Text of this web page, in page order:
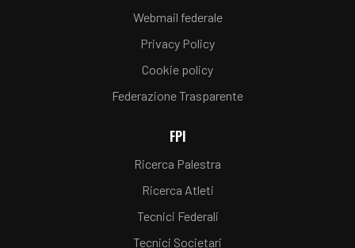
Webmail federale
Privacy Policy
Cookie policy
Federazione Trasparente
FPI
Ricerca Palestra
Ricerca Atleti
Tecnici Federali
Tecnici Societari